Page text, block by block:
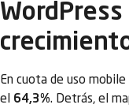
En cuota de uso mobile
el 64,3%. Detrás, el